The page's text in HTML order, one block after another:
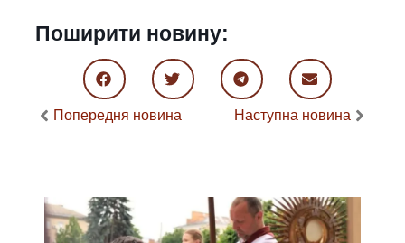
Поширити новину:
Попередня новина Наступна новина